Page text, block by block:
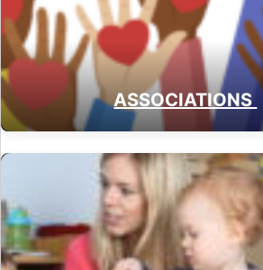
ASSOCIATIONS